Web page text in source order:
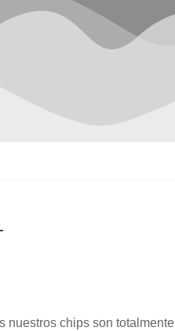
nuestros chips son totalmente